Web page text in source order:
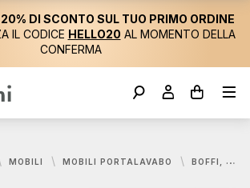
20% DI SCONTO SUL TUO PRIMO ORDINE
IL CODICE HELLO20 AL MOMENTO DELLA
CONFERMA
MOBILI MOBILI PORTALAVABO BOFFI, FLYER MOBILE PORTALAVABO